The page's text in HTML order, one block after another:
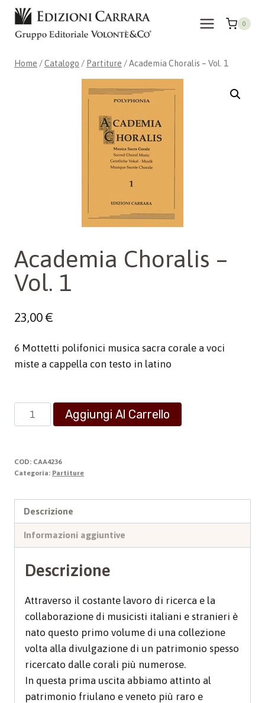
Salta
contenuto
0
Home /Catalogo / Partiture /Academia Choralis – Vol. 1
Academia Choralis –
Vol. 1
23,00€
6 Mottetti polifonici musica sacra corale a voci
miste a cappella con testo in latino
Academia
Choralis
Vol.
1
Aggiungi Al Carrello
COD: CAA4236
Categoria: Partiture
Descrizione
Informazioni aggiuntive
Descrizione
Attraverso il costante lavoro di ricerca e la
collaborazione di musicisti italiani e stranieri è
nato questo primo volume di una collezione
volta alla divulgazione di un patrimonio spesso
ricercato dalle corali più numerose.
In questa prima uscita abbiamo attinto al
patrimonio friulano e veneto più raro e